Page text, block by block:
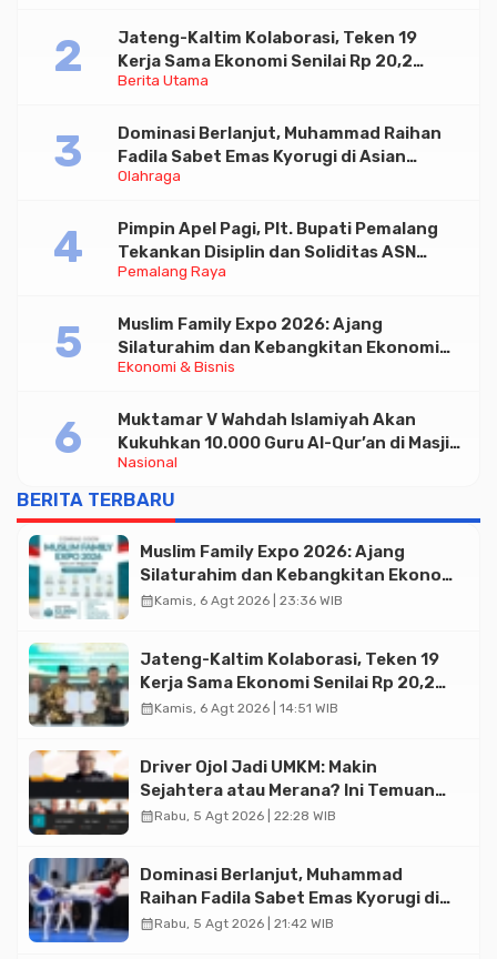
Berita Utama
Jateng-Kaltim Kolaborasi, Teken 19
Kerja Sama Ekonomi Senilai Rp 20,2
Triliun
Olahraga
Dominasi Berlanjut, Muhammad Raihan
Fadila Sabet Emas Kyorugi di Asian
Taekwondo Indonesia Open 2026
Pemalang Raya
Pimpin Apel Pagi, Plt. Bupati Pemalang
Tekankan Disiplin dan Soliditas ASN
untuk Pelayanan Publik
Ekonomi & Bisnis
Muslim Family Expo 2026: Ajang
Silaturahim dan Kebangkitan Ekonomi
Halal di Jakarta
Nasional
Muktamar V Wahdah Islamiyah Akan
Kukuhkan 10.000 Guru Al-Qur’an di Masjid
Istiqlal
BERITA TERBARU
Muslim Family Expo 2026: Ajang
Silaturahim dan Kebangkitan Ekonomi
Halal di Jakarta
calendar_monthKamis, 6 Agt 2026 | 23:36 WIB
Jateng-Kaltim Kolaborasi, Teken 19
Kerja Sama Ekonomi Senilai Rp 20,2
Triliun
calendar_monthKamis, 6 Agt 2026 | 14:51 WIB
Driver Ojol Jadi UMKM: Makin
Sejahtera atau Merana? Ini Temuan
Diskusi Paramadina
calendar_monthRabu, 5 Agt 2026 | 22:28 WIB
Dominasi Berlanjut, Muhammad
Raihan Fadila Sabet Emas Kyorugi di
Asian Taekwondo Indonesia Open
calendar_monthRabu, 5 Agt 2026 | 21:42 WIB